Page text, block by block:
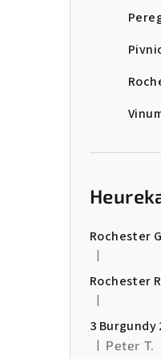
Hodnotenie
|
Hodnotenie
|
3 Burgundy
Hodnotenie
| Peter T.